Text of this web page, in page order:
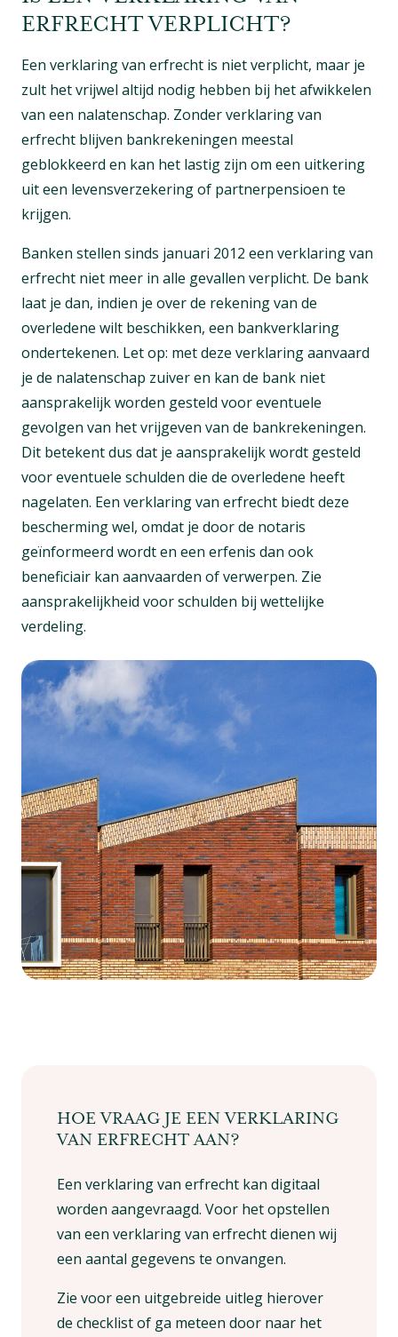
ERFRECHT VERPLICHT?
Een verklaring van erfrecht is niet verplicht, maar je
zult het vrijwel altijd nodig hebben bij het afwikkelen
van een nalatenschap. Zonder verklaring van
erfrecht blijven bankrekeningen meestal
geblokkeerd en kan het lastig zijn om een uitkering
uit een levensverzekering of partnerpensioen te
krijgen.
Banken stellen sinds januari 2012 een verklaring van
erfrecht niet meer in alle gevallen verplicht. De bank
laat je dan, indien je over de rekening van de
overledene wilt beschikken, een bankverklaring
ondertekenen. Let op: met deze verklaring aanvaard
je de nalatenschap zuiver en kan de bank niet
aansprakelijk worden gesteld voor eventuele
gevolgen van het vrijgeven van de bankrekeningen.
Dit betekent dus dat je aansprakelijk wordt gesteld
voor eventuele schulden die de overledene heeft
nagelaten. Een verklaring van erfrecht biedt deze
bescherming wel, omdat je door de notaris
geïnformeerd wordt en een erfenis dan ook
beneficiair kan aanvaarden of verwerpen. Zie
aansprakelijkheid voor schulden bij wettelijke
verdeling.
HOE VRAAG JE EEN VERKLARING
VAN ERFRECHT AAN?
Een verklaring van erfrecht kan digitaal
worden aangevraagd. Voor het opstellen
van een verklaring van erfrecht dienen wij
een aantal gegevens te onvangen.
Zie voor een uitgebreide uitleg hierover
de checklist of ga meteen door naar het